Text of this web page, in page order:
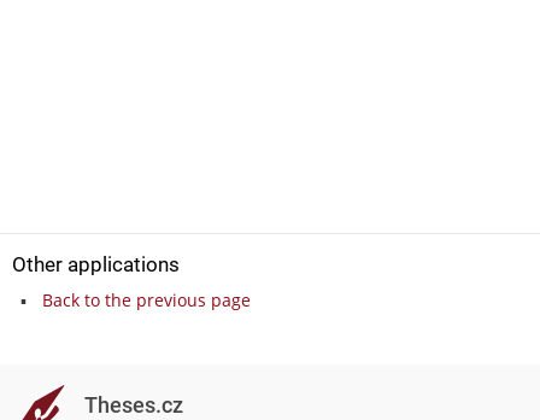
Other applications
Back to the previous page
Theses.cz